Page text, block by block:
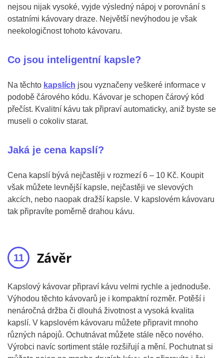
nejsou nijak vysoké, vyjde výsledný nápoj v porovnání s
ostatními kávovary draze. Největší nevýhodou je však
neekologičnost tohoto kávovaru.
Co jsou inteligentní kapsle?
Na těchto kapslích jsou vyznačeny veškeré informace v
podobě čárového kódu. Kávovar je schopen čárový kód
přečíst. Kvalitní kávu tak připraví automaticky, aniž byste se
museli o cokoliv starat.
Jaká je cena kapslí?
Cena kapslí bývá nejčastěji v rozmezí 6 – 10 Kč. Koupit
však můžete levnější kapsle, nejčastěji ve slevových
akcích, nebo naopak dražší kapsle. V kapslovém kávovaru
tak připravíte poměrně drahou kávu.
Závěr
Kapslový kávovar připraví kávu velmi rychle a jednoduše.
Výhodou těchto kávovarů je i kompaktní rozměr. Potěší i
nenáročná držba či dlouhá životnost a vysoká kvalita
kapslí. V kapslovém kávovaru můžete připravit mnoho
různých nápojů. Ochutnávat můžete stále něco nového.
Výrobci navíc sortiment stále rozšiřují a mění. Pochutnat si